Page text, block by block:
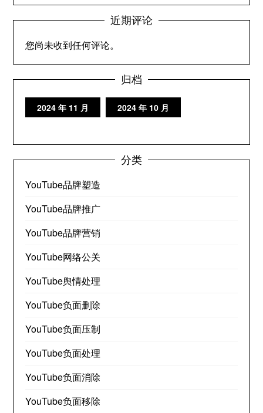
近期评论
您尚未收到任何评论。
归档
2024 年 11 月 2024 年 10 月
分类
YouTube品牌塑造
YouTube品牌推广
YouTube品牌营销
YouTube网络公关
YouTube舆情处理
YouTube负面删除
YouTube负面压制
YouTube负面处理
YouTube负面消除
YouTube负面移除